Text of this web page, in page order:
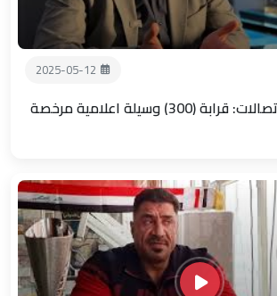
2025-05-12
هيئة الاعلام والاتصالات: قرابة (300) وسيلة اعلامية مرخصة